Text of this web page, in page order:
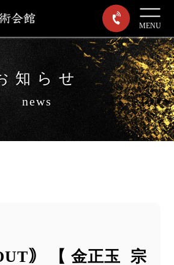
MENU
知らせ
news
｠ 【 金正玉 宗